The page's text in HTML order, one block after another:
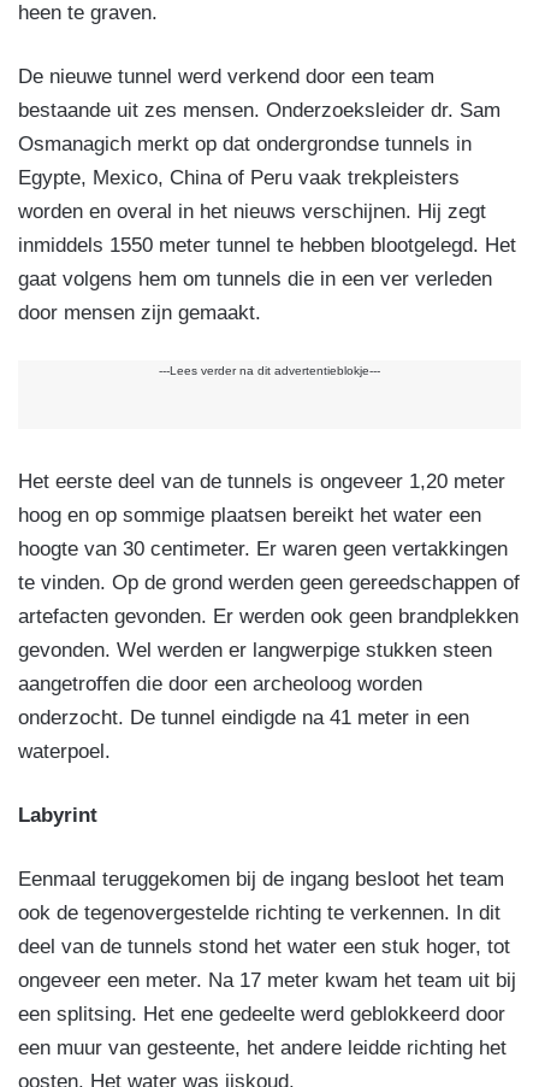
heen te graven.
De nieuwe tunnel werd verkend door een team
bestaande uit zes mensen. Onderzoeksleider dr. Sam
Osmanagich merkt op dat ondergrondse tunnels in
Egypte, Mexico, China of Peru vaak trekpleisters
worden en overal in het nieuws verschijnen. Hij zegt
inmiddels 1550 meter tunnel te hebben blootgelegd. Het
gaat volgens hem om tunnels die in een ver verleden
door mensen zijn gemaakt.
---Lees verder na dit advertentieblokje---
Het eerste deel van de tunnels is ongeveer 1,20 meter
hoog en op sommige plaatsen bereikt het water een
hoogte van 30 centimeter. Er waren geen vertakkingen
te vinden. Op de grond werden geen gereedschappen of
artefacten gevonden. Er werden ook geen brandplekken
gevonden. Wel werden er langwerpige stukken steen
aangetroffen die door een archeoloog worden
onderzocht. De tunnel eindigde na 41 meter in een
waterpoel.
Labyrint
Eenmaal teruggekomen bij de ingang besloot het team
ook de tegenovergestelde richting te verkennen. In dit
deel van de tunnels stond het water een stuk hoger, tot
ongeveer een meter. Na 17 meter kwam het team uit bij
een splitsing. Het ene gedeelte werd geblokkeerd door
een muur van gesteente, het andere leidde richting het
oosten. Het water was ijskoud.